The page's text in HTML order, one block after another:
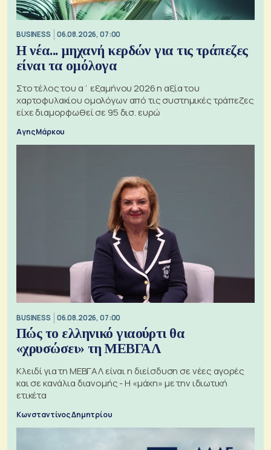
BUSINESS 06.08.2026, 07:00
Η νέα... μηχανή κερδών για τις τράπεζες
είναι τα ομόλογα
Στο τέλος του α΄ εξαμήνου 2026 η αξία του
χαρτοφυλακίου ομολόγων από τις συστημικές τράπεζες
είχε διαμορφωθεί σε 95 δισ. ευρώ
Αγης Μάρκου
BUSINESS 06.08.2026, 07:00
Πώς το ελληνικό γιαούρτι θα
«χρυσώσει» τη ΜΕΒΓΑΛ
Κλειδί για τη ΜΕΒΓΑΛ είναι η διείσδυση σε νέες αγορές
και σε κανάλια διανομής - Η «μάχη» με την ιδιωτική
ετικέτα
Κωνσταντίνος Δημητρίου